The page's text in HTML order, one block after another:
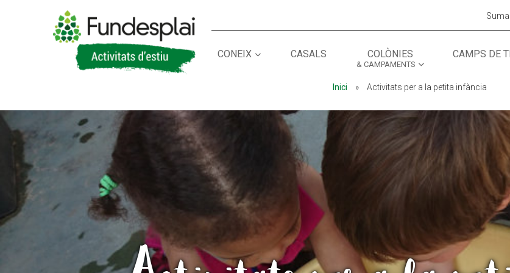
CONEIX CASALS COLÒNIES
& CAMPAMENTS
CAMPS DE
Inici » Activitats per a la petita infància
ACTIVITATS D'ESTIU MÓN ESCOLAR
CASES DE COLÒNIES ACCIÓ SOCIAL I JOVES
CONEIX FUNDESPLAI
La Fundació
ACTUALITAT
Notícies